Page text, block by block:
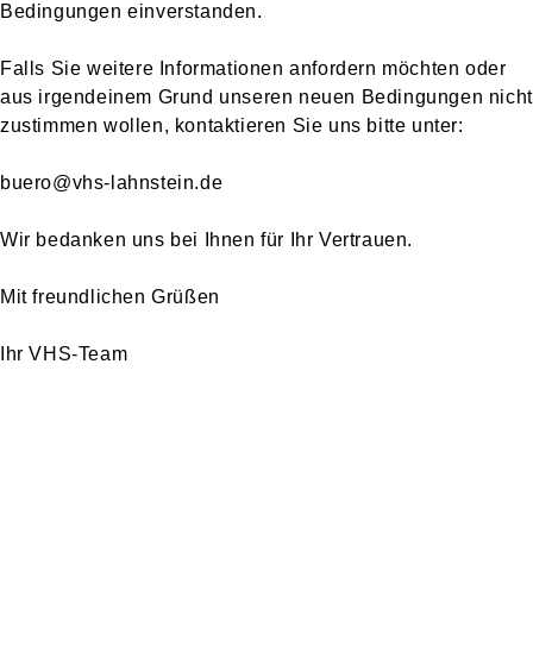
Bedingungen einverstanden.
Falls Sie weitere Informationen anfordern möchten oder
aus irgendeinem Grund unseren neuen Bedingungen nicht
zustimmen wollen, kontaktieren Sie uns bitte unter:
buero@vhs-lahnstein.de
Wir bedanken uns bei Ihnen für Ihr Vertrauen.
Mit freundlichen Grüßen
Ihr VHS-Team